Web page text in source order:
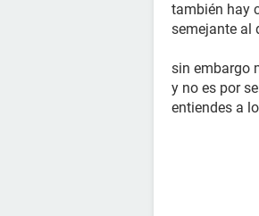
también hay
semejante al
sin embargo
y no es por
entiendes a